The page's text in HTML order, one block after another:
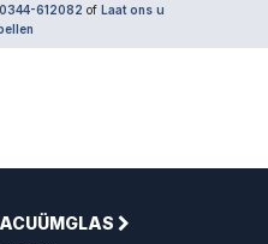
0344-612082 of Laat ons u